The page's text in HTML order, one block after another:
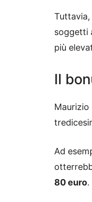
Tuttavia,
soggetti
più
Il
Maurizio
Ad
80 euro.